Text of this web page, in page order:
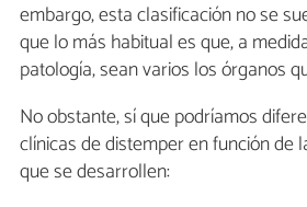
embargo, esta clasificación no se
que lo más habitual es que, a
patología, sean varios los órganos
No obstante, sí que podríamos
clínicas de distemper en función de
que se desarrollen: